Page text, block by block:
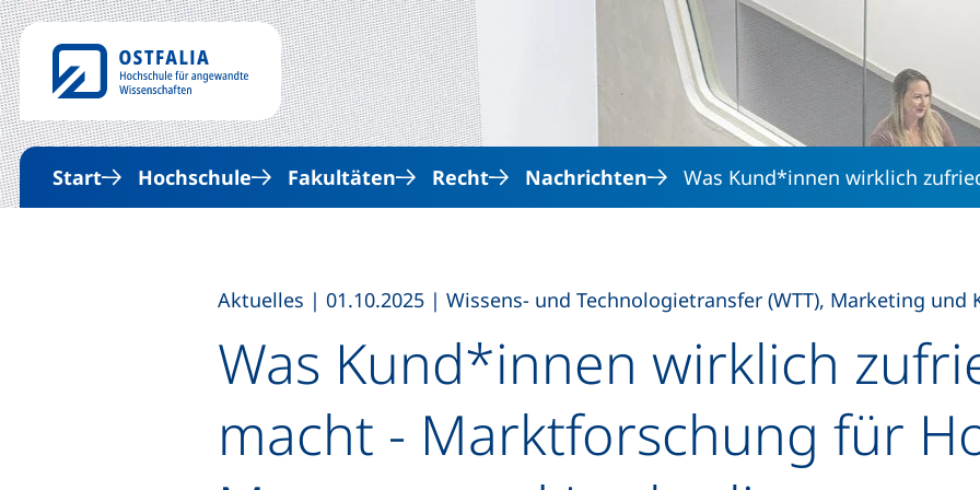
Direkt zum Inhalt
Start Hochschule Fakultäten Recht Nachrichten Was Kund*innen wirklich
Was Kund*innen wirklich
macht - Marktforschung für
Aktuelles | 01.10.2025 | Wissens- und Technologietransfer (WTT), Marketing und